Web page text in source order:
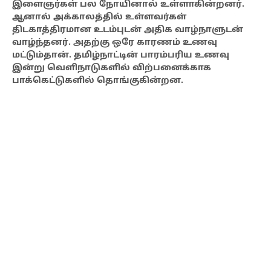
இளைஞர்கள் பல நோயினால் உள்ளாகின்றனர்.
ஆனால் அக்காலத்தில் உள்ளவர்கள்
திடகாத்திரமான உடம்புடன் அதிக வாழ்நாளுடன்
வாழ்ந்தனர். அதற்கு ஒரே காரணம் உணவு
மட்டும்தான். தமிழ்நாட்டின் பாரம்பரிய உணவு
இன்று வெளிநாடுகளில் விற்பனைக்காக
பாக்கெட்டுகளில் தொங்குகின்றன.